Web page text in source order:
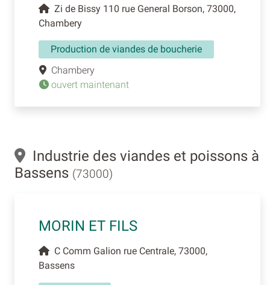
Zi de Bissy 110 rue General Borson, 73000,
Chambery
Production de viandes de boucherie
Chambery
ouvert maintenant
Industrie des viandes et poissons à
Bassens (73000)
MORIN ET FILS
C Comm Galion rue Centrale, 73000,
Bassens